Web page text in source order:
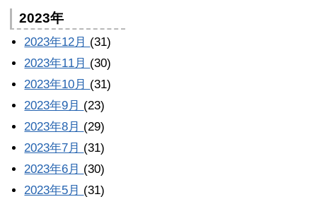
2023年
2023年12月 (31)
2023年11月 (30)
2023年10月 (31)
2023年9月 (23)
2023年8月 (29)
2023年7月 (31)
2023年6月 (30)
2023年5月 (31)